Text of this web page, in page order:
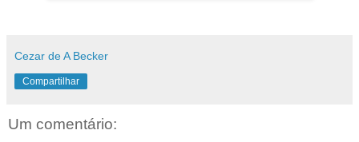
Cezar de A Becker
Compartilhar
Um comentário: